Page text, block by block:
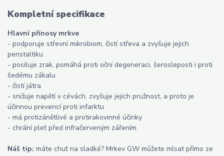
Kompletní specifikace
Hlavní přínosy mrkve
- podporuje střevní mikrobiom, čistí střeva a zvyšuje jejich
peristaltiku
- posiluje zrak, pomáhá proti oční degeneraci, šerosleposti i proti
šedému zákalu
- čistí játra
- snižuje napětí v cévách, zvyšuje jejich pružnost, a proto je
účinnou prevencí proti infarktu
- má protizánětlivé a protirakovinné účinky
- chrání pleť před infračerveným zářením
Náš tip: máte chuť na sladké? Mrkev GW můžete mlsat přímo ze